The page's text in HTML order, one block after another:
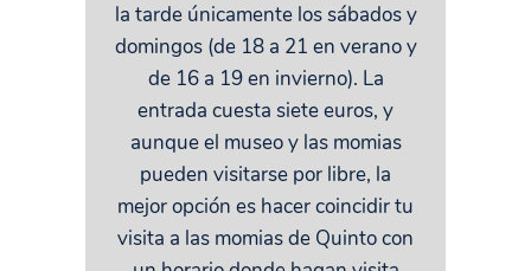
la tarde únicamente los sábados y
domingos (de 18 a 21 en verano y
de 16 a 19 en invierno). La
entrada cuesta siete euros, y
aunque el museo y las momias
pueden visitarse por libre, la
mejor opción es hacer coincidir tu
visita a las momias de Quinto con